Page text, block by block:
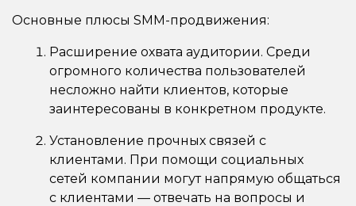
Основные плюсы SMM-продвижения:
Расширение охвата аудитории. Среди
огромного количества пользователей
несложно найти клиентов, которые
заинтересованы в конкретном продукте.
Установление прочных связей с
клиентами. При помощи социальных
сетей компании могут напрямую общаться
с клиентами — отвечать на вопросы и